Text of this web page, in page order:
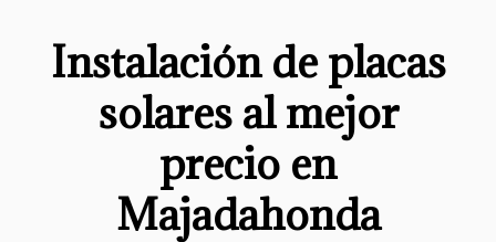
Instalación de placas
solares al mejor
precio en
Majadahonda